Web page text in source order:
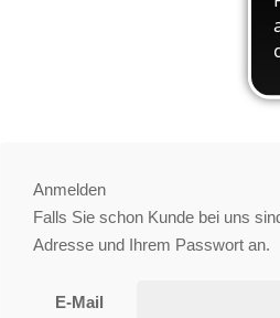
Anmelden
Falls Sie schon Kunde bei uns
Adresse und Ihrem Passwort an.
E-Mail